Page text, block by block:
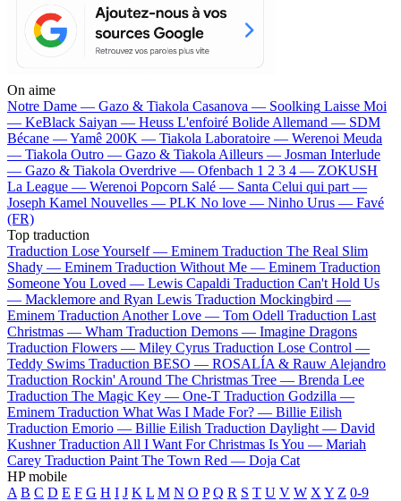
On aime
Notre Dame — Gazo & Tiakola Casanova — Soolking Laisse Moi
— KeBlack Saiyan — Heuss L'enfoiré Bolide Allemand — SDM
Bécane —Yamê 200K — Tiakola Laboratoire — Werenoi Meuda
— Tiakola Outro — Gazo & Tiakola Ailleurs — Josman Interlude
— Gazo & Tiakola Overdrive — Ofenbach 1 2 3 4 — ZOKUSH
La League — Werenoi Popcorn Salé — Santa Celui qui part —
Joseph Kamel Nouvelles — PLK No love — Ninho Urus — Favé
(FR)
Top traduction
Traduction Lose Yourself — Eminem Traduction The Real Slim
Shady — Eminem Traduction Without Me — Eminem Traduction
Someone You Loved — Lewis Capaldi Traduction Can't Hold Us
— Macklemore and Ryan Lewis Traduction Mockingbird —
Eminem Traduction Another Love — Tom Odell Traduction Last
Christmas — Wham Traduction Demons — Imagine Dragons
Traduction Flowers — Miley Cyrus Traduction Lose Control —
Teddy Swims Traduction BESO — ROSALÍA & Rauw Alejandro
Traduction Rockin' Around The Christmas Tree — Brenda Lee
Traduction The Magic Key — One-T Traduction Godzilla —
Eminem Traduction What Was I Made For? — Billie Eilish
Traduction Emorio — Billie Eilish Traduction Daylight — David
Kushner Traduction All I Want For Christmas Is You — Mariah
Carey Traduction Paint The Town Red — Doja Cat
HP mobile
A B C D E F G H I J K L M N O P Q R S T U V W X Y Z 0-9